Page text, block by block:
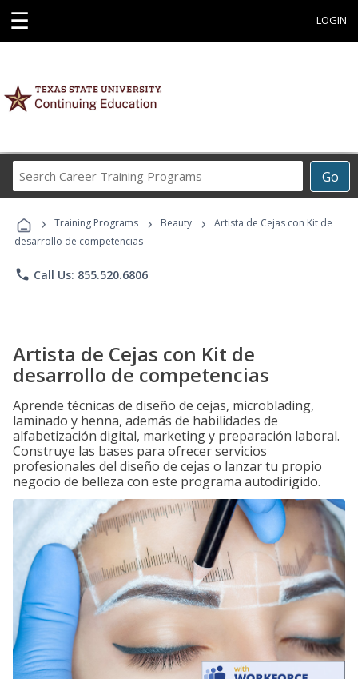
☰ LOGIN
Go
Career
Programs
› Training Programs › Beauty ›
Artista de Cejas con Kit de
desarrollo de competencias
phone Call Us: 855.520.6806
Artista de Cejas con Kit de
desarrollo de competencias
Aprende técnicas de diseño de cejas, microblading,
laminado y henna, además de habilidades de
alfabetización digital, marketing y preparación laboral.
Construye las bases para ofrecer servicios
profesionales del diseño de cejas o lanzar tu propio
negocio de belleza con este programa autodirigido.